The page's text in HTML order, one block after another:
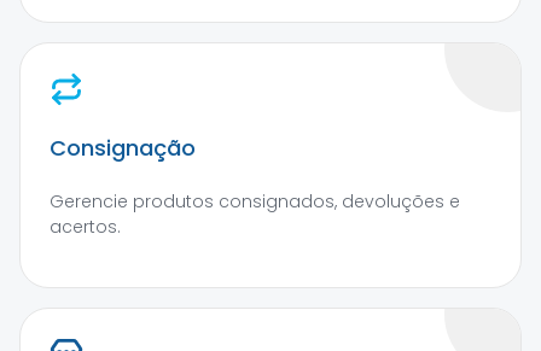
Consignação
Gerencie produtos consignados, devoluções e
acertos.